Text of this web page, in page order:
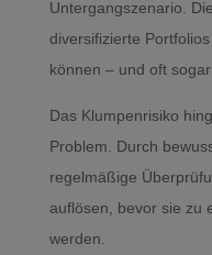
Untergangszenario.
diversifizierte
können – und oft
Das Klumpenrisiko
Problem. Durch
regelmäßige
auflösen, bevor sie zu
werden.